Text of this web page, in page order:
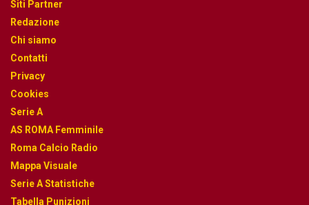
Siti Partner
Redazione
Chi siamo
Contatti
Privacy
Cookies
Serie A
AS ROMA Femminile
Roma Calcio Radio
Mappa Visuale
Serie A Statistiche
Tabella Punizioni